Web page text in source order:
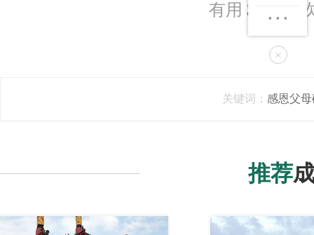
有用 3614
关键词： 感恩父
推荐
···
×